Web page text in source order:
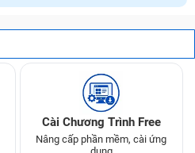
Cài Chương Trình Free
Nâng cấp phần mềm, cài ứng